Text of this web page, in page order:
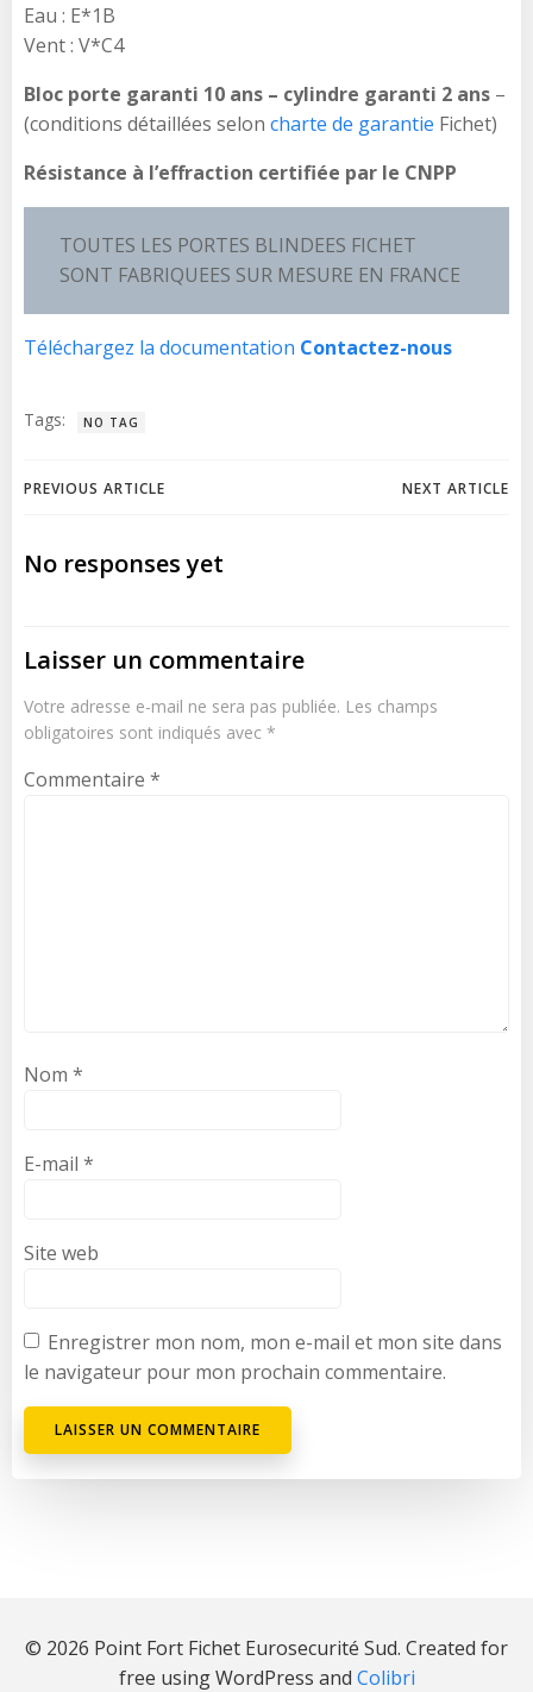
Eau : E*1B
Vent : V*C4
Bloc porte garanti 10 ans – cylindre garanti 2 ans –
(conditions détaillées selon charte de garantie Fichet)
Résistance à l’effraction certifiée par le CNPP
TOUTES LES PORTES BLINDEES FICHET
SONT FABRIQUEES SUR MESURE EN FRANCE
Téléchargez la documentation Contactez-nous
Tags: NO TAG
Navigation
de
PREVIOUS ARTICLE
Navigation
NEXT ARTICLE
No responses yet
Laisser un commentaire
Votre adresse e-mail ne sera pas publiée. Les champs
obligatoires sont indiqués avec *
Commentaire *
Nom *
E-mail *
Site web
Enregistrer mon nom, mon e-mail et mon site dans
le navigateur pour mon prochain commentaire.
© 2026 Point Fort Fichet Eurosecurité Sud. Created for
free using WordPress and Colibri